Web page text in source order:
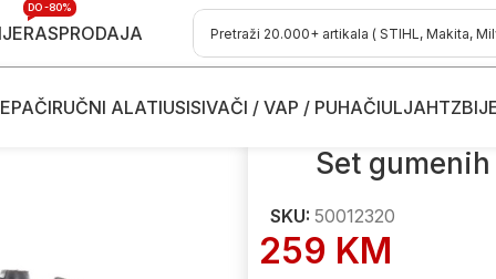
RASPRODAJA
DO -80%
RUČNI ALATIUSISIVAČI / VAP / PUHAČIULJAHTZ
materijal za freze - kopačice Set gumenih točkova Ruris
Set
SKU: 50012320
259 KM